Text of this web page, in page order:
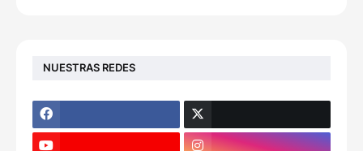
NUESTRAS REDES